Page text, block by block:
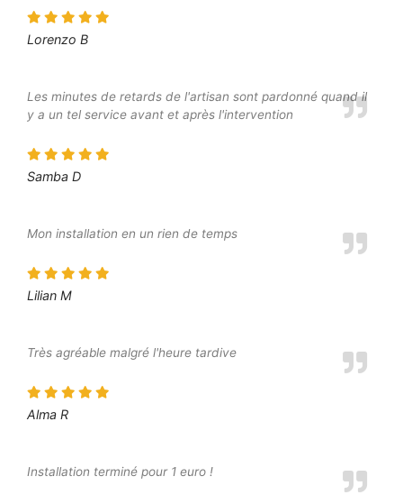
Lorenzo B
Les minutes de retards de l'artisan sont pardonné quand il
y a un tel service avant et après l'intervention
Samba D
Mon installation en un rien de temps
Lilian M
Très agréable malgré l'heure tardive
Alma R
Installation terminé pour 1 euro !